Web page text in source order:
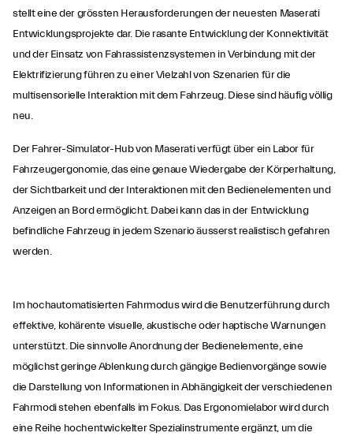
stellt eine der grössten Herausforderungen der neuesten Maserati
Entwicklungsprojekte dar. Die rasante Entwicklung der Konnektivität
und der Einsatz von Fahrassistenzsystemen in Verbindung mit der
Elektrifizierung führen zu einer Vielzahl von Szenarien für die
multisensorielle Interaktion mit dem Fahrzeug. Diese sind häufig völlig
neu.
Der Fahrer-Simulator-Hub von Maserati verfügt über ein Labor für
Fahrzeugergonomie, das eine genaue Wiedergabe der Körperhaltung,
der Sichtbarkeit und der Interaktionen mit den Bedienelementen und
Anzeigen an Bord ermöglicht. Dabei kann das in der Entwicklung
befindliche Fahrzeug in jedem Szenario äusserst realistisch gefahren
werden.
Im hochautomatisierten Fahrmodus wird die Benutzerführung durch
effektive, kohärente visuelle, akustische oder haptische Warnungen
unterstützt. Die sinnvolle Anordnung der Bedienelemente, eine
möglichst geringe Ablenkung durch gängige Bedienvorgänge sowie
die Darstellung von Informationen in Abhängigkeit der verschiedenen
Fahrmodi stehen ebenfalls im Fokus. Das Ergonomielabor wird durch
eine Reihe hochentwickelter Spezialinstrumente ergänzt, um die